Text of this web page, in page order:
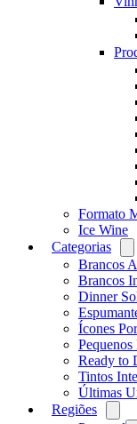
Formato
Ice Wine
Categorias
Brancos
Brancos
Dinner
Ícones
Pequenos
Ready to
Tintos
Últimas
Regiões